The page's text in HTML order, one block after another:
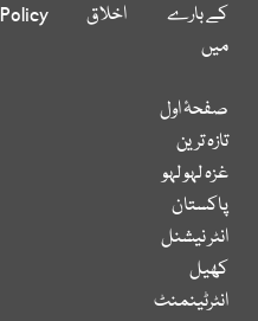
کے بارے
میں
اخلاق
Policy
صفحۂ اول
تازہ ترین
غزہ لہو لہو
پاکستان
انٹر نیشنل
کھیل
انٹرٹینمنٹ